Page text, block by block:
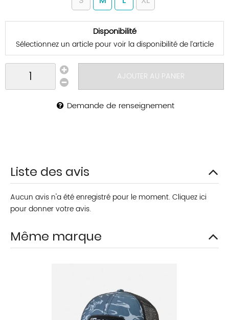
Disponibilité
Sélectionnez un article pour voir la disponibilité de l’article
AJOUTER AU PANIER
Demande de renseignement
Liste des avis
Aucun avis n'a été enregistré pour le moment. Cliquez ici
pour donner votre avis.
Même marque